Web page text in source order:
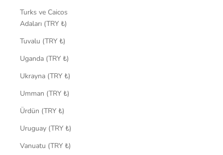
Turks ve Caicos
Adaları (TRY ₺)
Tuvalu (TRY ₺)
Uganda (TRY ₺)
Ukrayna (TRY ₺)
Umman (TRY ₺)
Ürdün (TRY ₺)
Uruguay (TRY ₺)
Vanuatu (TRY ₺)